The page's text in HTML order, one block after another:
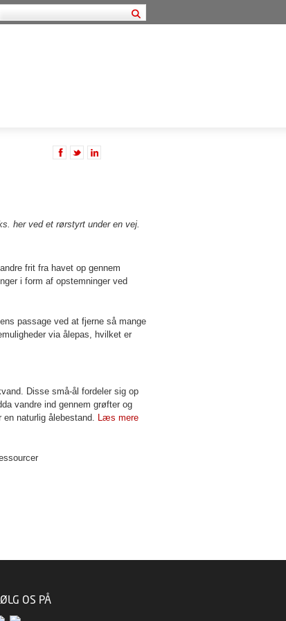
her ved et rørstyrt under en vej.
frit fra havet op gennem
i form af opstemninger ved
passage ved at fjerne så mange
via ålepas, hvilket er
Disse små-ål fordeler sig op
vandre ind gennem grøfter og
naturlig ålebestand. Læs mere
OS PÅ